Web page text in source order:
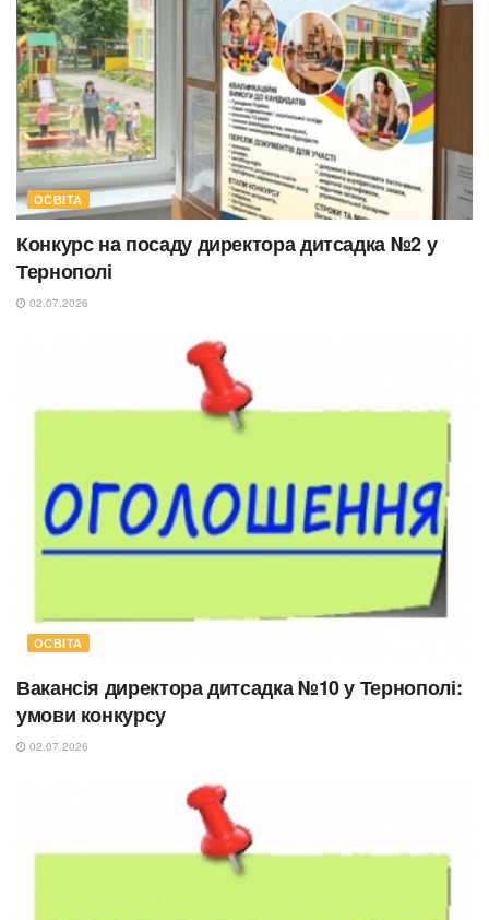
ОСВІТА
Конкурс на посаду директора дитсадка №2 у
Тернополі
02.07.2026
ОСВІТА
Вакансія директора дитсадка №10 у Тернополі:
умови конкурсу
02.07.2026